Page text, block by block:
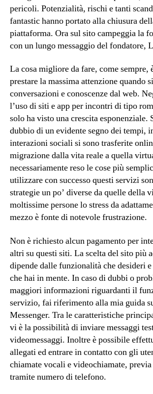
pericoli. Potenzialità, rischi e tanti
fantastic hanno portato alla chiusura
piattaforma. Ora sul sito campeggia la
con un lungo messaggio del fondatore,
La cosa migliore da fare, come sempre,
prestare la massima attenzione quando
conversazioni e conoscenze dal web.
l’uso di siti e app per incontri di tipo
solo ha visto una crescita esponenziale.
dubbio di un evidente segno dei tempi,
interazioni sociali si sono trasferite
migrazione dalla vita reale a quella
necessariamente reso le cose più
utilizzare con successo questi servizi
strategie un po’ diverse da quelle della
moltissime persone lo stress da
mezzo è fonte di notevole frustrazione.
Non è richiesto alcun pagamento per
altri su questi siti. La scelta del sito più
dipende dalle funzionalità che desideri
che hai in mente. In caso di dubbi o
maggiori informazioni riguardanti il
servizio, fai riferimento alla mia guida
Messenger. Tra le caratteristiche
vi è la possibilità di inviare messaggi
videomessaggi. Inoltre è possibile
allegati ed entrare in contatto con gli
chiamate vocali e videochiamate,
tramite numero di telefono.